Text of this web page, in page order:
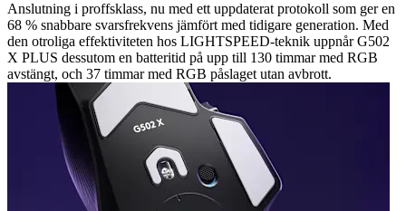
Anslutning i proffsklass, nu med ett uppdaterat protokoll som ger en
68 % snabbare svarsfrekvens jämfört med tidigare generation. Med
den otroliga effektiviteten hos LIGHTSPEED-teknik uppnår G502
X PLUS dessutom en batteritid på upp till 130 timmar med RGB
avstängt, och 37 timmar med RGB påslaget utan avbrott.